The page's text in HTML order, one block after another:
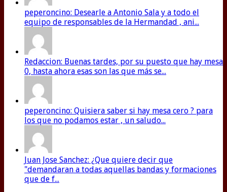
peperoncino: Desearle a Antonio Sala y a todo el
equipo de responsables de la Hermandad , ani...
Redaccion: Buenas tardes, por su puesto que hay mesa
0, hasta ahora esas son las que más se...
peperoncino: Quisiera saber si hay mesa cero ? para
los que no podamos estar , un saludo...
Juan Jose Sanchez: ¿Que quiere decir que
"demandaran a todas aquellas bandas y formaciones
que de f...